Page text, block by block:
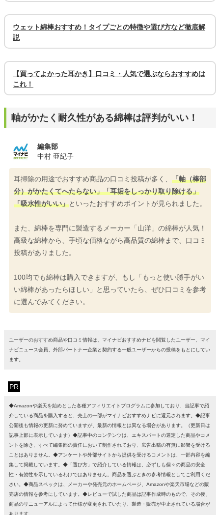
ウェット綿棒おすすめ！タイプごとの特徴や選び方など徹底解
説
【買ってよかった耳かき】口コミ・人気で選ぶならおすすめは
これ！
軸がかたく耐久性がある綿棒は評判がいい！
編集部
中村 亜紀子
耳掃除の用途でおすすめ商品の口コミ投稿が多く、 「軸（棒部
分）がかたくてへたらない」「耳垢をしっかり取り除ける」
「吸水性がいい」といったおすすめポイントが見られました。
また、綿棒を専門に製造するメーカー「山洋」の綿棒が人気！
高級な綿棒から、手頃な価格ながら高品質の綿棒まで、口コミ
投稿がありました。
100均でも綿棒は購入できますが、もし「もっと使い勝手がい
い綿棒があったらほしい」と思っていたら、ぜひ口コミを参考
に選んでみてください。
ユーザーのおすすめ商品や口コミ情報は、マイナビおすすめナビを閲覧したユーザー、マイ
ナビニュース会員、外部パートナー企業と契約する一般ユーザーからの投稿をもとにしてい
ます。
PR
◆Amazonや楽天を始めとした各種アフィリエイトプログラムに参加しており、当記事で紹
介している商品を購入すると、売上の一部がマイナビおすすめナビに還元されます。◆記事
公開後も情報の更新に努めていますが、最新の情報とは異なる場合があります。（更新日は
記事上部に表示しています）◆記事中のコンテンツは、エキスパートの選定した商品やコメ
ントを除き、すべて編集部の責任において制作されており、広告出稿の有無に影響を受ける
ことはありません。◆アンケートや外部サイトから提供を受けるコメントは、一部内容を編
集して掲載しています。◆「選び方」で紹介している情報は、必ずしも個々の商品の安全
性・有効性を示しているわけではありません。商品を選ぶときの参考情報としてご利用くだ
さい。◆商品スペックは、メーカーや発売元のホームページ、Amazonや楽天市場などの販
売店の情報を参考にしています。◆レビューで試した商品は記事作成時のもので、その後、
商品のリニューアルによって仕様が変更されていたり、製造・販売が中止されている場合が
あります。